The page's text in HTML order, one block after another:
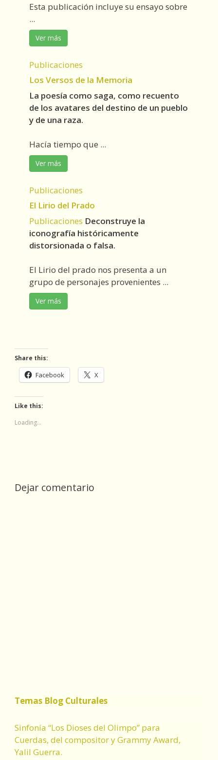
Esta publicación incluye su ensayo sobre
...
Ver más
Publicaciones
Los Versos de la Memoria
La poesía como saga, como recuento
de los avatares del destino de un pueblo
y de una raza.
Hacía tiempo que ...
Ver más
Publicaciones
El Lirio del Prado
Publicaciones Deconstruye la
iconografía históricamente
distorsionada o falsa.
El Lirio del prado nos presenta a un
grupo de personajes provenientes ...
Ver más
Share this:
Facebook X
Like this:
Loading...
Dejar comentario
Temas Blog Culturales
Sinfonía “Los Dioses del Olimpo” para
Cuerdas, del compositor y Grammy Award,
Yalil Guerra.